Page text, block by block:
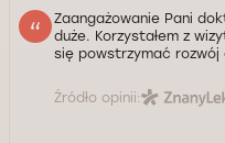
Zaangażowanie Pani
duże. Korzystałem z
się powstrzymać rozwój
Źródło opinii: